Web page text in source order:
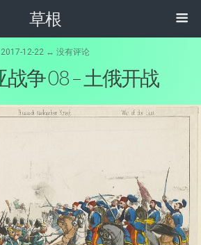
草根
2017-12-22 ↔ 没有评论
争 08 – 土俄开战